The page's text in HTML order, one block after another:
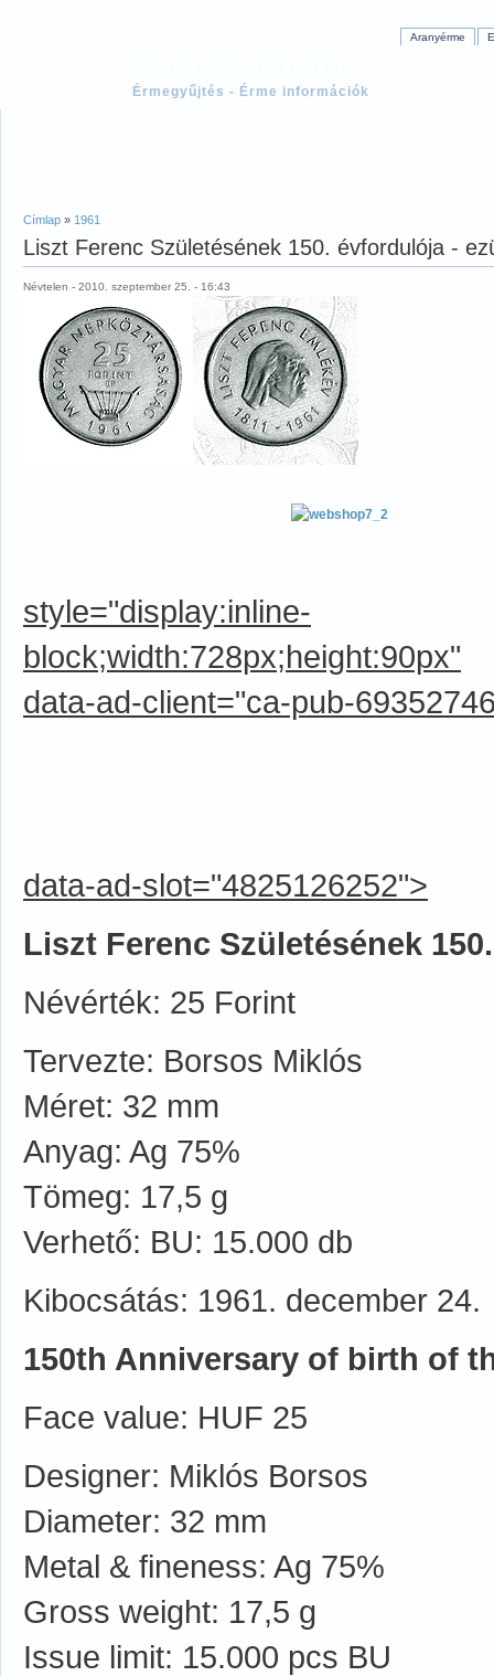
Érmegyűjtés - Érme információk
Aranyérme
Címlap » 1961
Liszt Ferenc Születésének 150. évfordulója -
Névtelen - 2010. szeptember 25. - 16:43
style="display:inline-
block;width:728px;height:90px"
data-ad-client="ca-pub-
data-ad-slot="4825126252">
Liszt Ferenc Születésének
Névérték: 25 Forint
Tervezte: Borsos Miklós
Méret: 32 mm
Anyag: Ag 75%
Tömeg: 17,5 g
Verhető: BU: 15.000 db
Kibocsátás: 1961. december 24.
150th Anniversary of birth of
Face value: HUF 25
Designer: Miklós Borsos
Diameter: 32 mm
Metal & fineness: Ag 75%
Gross weight: 17,5 g
Issue limit: 15.000 pcs BU